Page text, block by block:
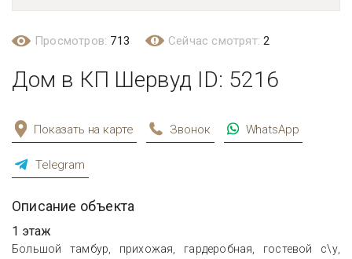
Просмотров: 713 Сейчас смотрят:2
Дом в КП Шервуд ID: 5216
Показать на карте Звонок WhatsApp
Telegram
Описание объекта
1 этаж
Большой тамбур, прихожая, гардеробная, гостевой с\у,